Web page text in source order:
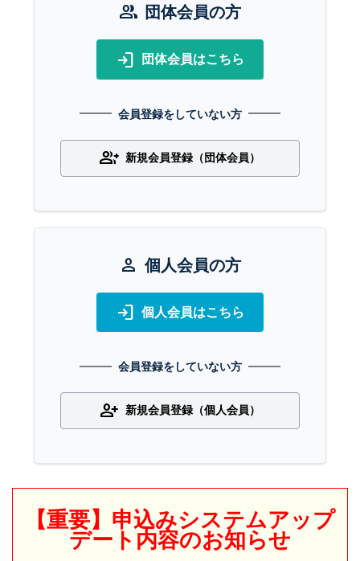
group 団体会員の方
login 団体会員はこちら
会員登録をしていない方
group_add 新規会員登録（団体会員）
person 個人会員の方
login 個人会員はこちら
会員登録をしていない方
person_add 新規会員登録（個人会員）
【重要】申込みシステムアップ
デート内容のお知らせ